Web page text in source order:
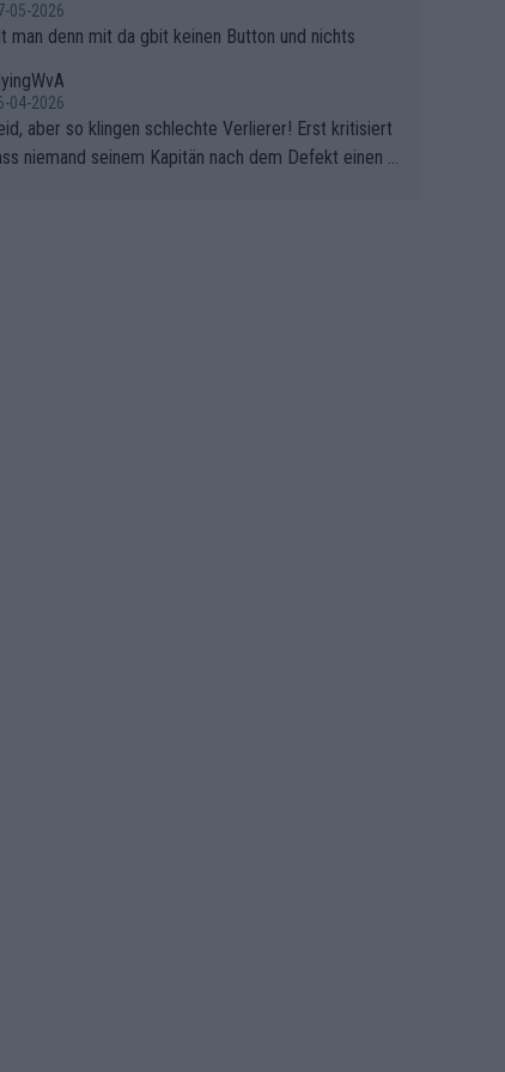
05-2026
man denn mit da gbit keinen Button und nichts
04-2026
aber so klingen schlechte Verlierer! Erst kritisiert
niemand seinem Kapitän nach dem Defekt einen r